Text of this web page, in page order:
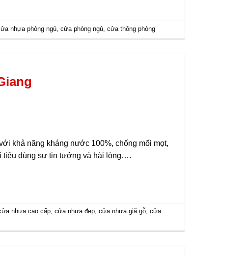
nhựa phòng ngủ,cửa phòng ngủ,cửa thông phòng
khả năng kháng nước 100%, chống mối mọt,
tiêu dùng sự tin tưởng và hài lòng….
nhựa cao cấp ,cửa nhựa đẹp ,cửa nhựa giã gỗ ,cửa